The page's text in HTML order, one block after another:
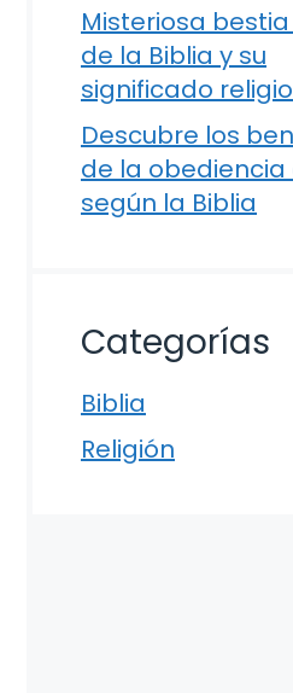
Misteriosa
de la Biblia y su
significado
Descubre los
de la obediencia
según la Biblia
Categorías
Biblia
Religión